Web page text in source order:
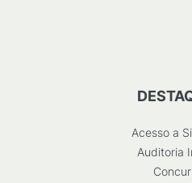
Acesso a
Auditoria